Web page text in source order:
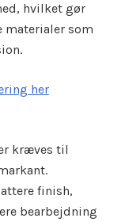
hvilket gør
materialer som
her
kræves til
finish,
bearbejdning